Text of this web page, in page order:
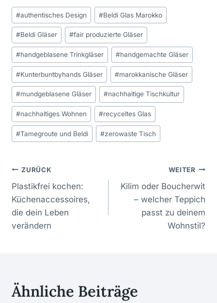
Schlagworte:
#authentisches Design #Beldi Glas Marokko
#Beldi Gläser #fair produzierte Gläser
#handgeblasene Trinkgläser #handgemachte Gläser
#Kunterbuntbyhands Gläser #marokkanische Gläser
#mundgeblasene Gläser #nachhaltige Tischkultur
#nachhaltiges Wohnen #recyceltes Glas
#Tamegroute und Beldi #zerowaste Tisch
Beitragsnavigation
ZURÜCK
Plastikfrei kochen:
Küchenaccessoires,
die dein Leben
verändern
WEITER
Kilim oder Boucherwit
– welcher Teppich
passt zu deinem
Wohnstil?
Ähnliche Beiträge